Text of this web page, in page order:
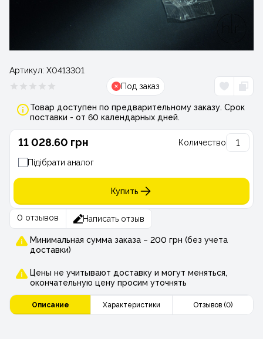
Артикул: Х0413301
Под заказ
Товар доступен по предварительному заказу. Срок
поставки - от 60 календарных дней.
11 028.60 грн Количество
Підібрати аналог
Купить
0 отзывов Написать отзыв
Минимальная сумма заказа – 200 грн (без учета
доставки)
Цены не учитывают доставку и могут меняться,
окончательную цену просим уточнять
Описание Характеристики Отзывов (0)